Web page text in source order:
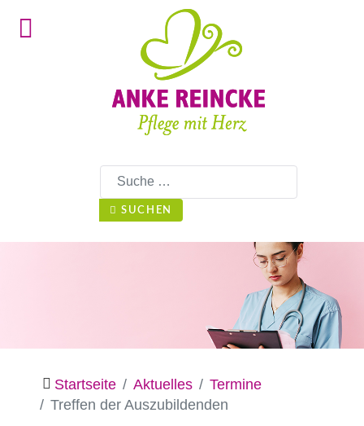
Suchen
SUCHEN
Startseite Aktuelles
Termine
Treffen der Auszubildenden